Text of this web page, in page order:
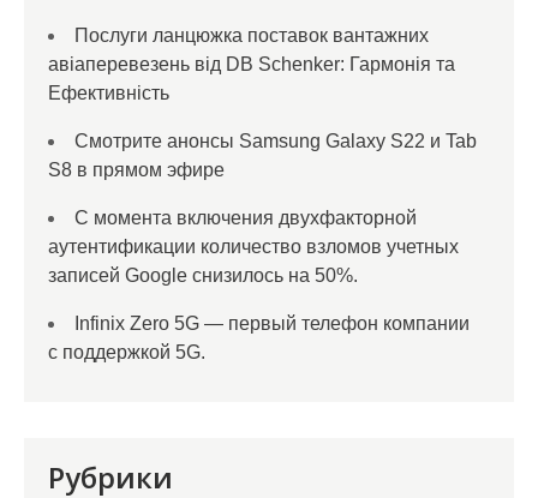
Послуги ланцюжка поставок вантажних
авіаперевезень від DB Schenker: Гармонія та
Ефективність
Смотрите анонсы Samsung Galaxy S22 и Tab
S8 в прямом эфире
С момента включения двухфакторной
аутентификации количество взломов учетных
записей Google снизилось на 50%.
Infinix Zero 5G — первый телефон компании
с поддержкой 5G.
Рубрики